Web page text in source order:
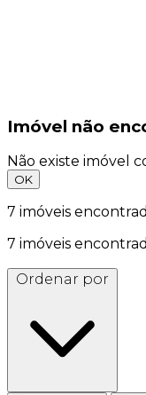
Imóvel não
Não existe imóvel
OK
7 imóveis
7 imóveis
Ordenar por